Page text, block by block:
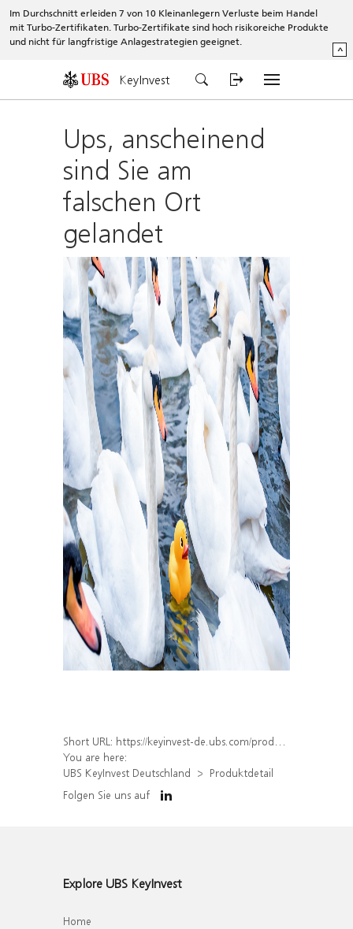
Im Durchschnitt erleiden 7 von 10 Kleinanlegern Verluste beim Handel
mit Turbo-Zertifikaten. Turbo-Zertifikate sind hoch risikoreiche Produkte
und nicht für langfristige Anlagestrategien geeignet.
^
KeyInvest
Ups, anscheinend
sind Sie am
falschen Ort
gelandet
Short URL: https://keyinvest-de.ubs.com/produkt/detail/index/isin/DE000WA5FFC4
You are here:
UBS KeyInvest Deutschland
Produktdetail
Folgen Sie uns auf
Explore UBS KeyInvest
Home